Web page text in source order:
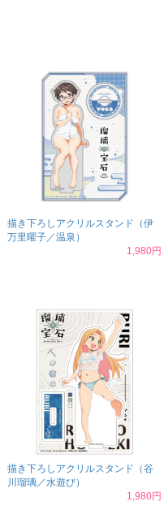
描き下ろしアクリルスタンド（伊
万里曜子／温泉）
1,980円
描き下ろしアクリルスタンド（谷
川瑠璃／水遊び）
1,980円